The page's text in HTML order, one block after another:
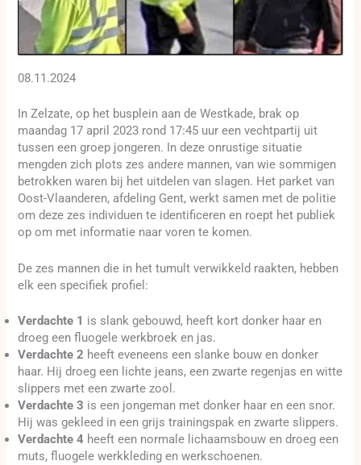
08.11.2024
In Zelzate, op het busplein aan de Westkade, brak op
maandag 17 april 2023 rond 17:45 uur een vechtpartij uit
tussen een groep jongeren. In deze onrustige situatie
mengden zich plots zes andere mannen, van wie sommigen
betrokken waren bij het uitdelen van slagen. Het parket van
Oost-Vlaanderen, afdeling Gent, werkt samen met de politie
om deze zes individuen te identificeren en roept het publiek
op om met informatie naar voren te komen.
De zes mannen die in het tumult verwikkeld raakten, hebben
elk een specifiek profiel:
Verdachte 1 is slank gebouwd, heeft kort donker haar en
droeg een fluogele werkbroek en jas.
Verdachte 2 heeft eveneens een slanke bouw en donker
haar. Hij droeg een lichte jeans, een zwarte regenjas en witte
slippers met een zwarte zool.
Verdachte 3 is een jongeman met donker haar en een snor.
Hij was gekleed in een grijs trainingspak en zwarte slippers.
Verdachte 4 heeft een normale lichaamsbouw en droeg een
muts, fluogele werkkleding en werkschoenen.